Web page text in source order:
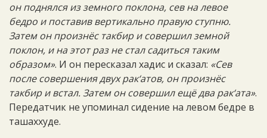
он поднялся из земного поклона, сев на левое
бедро и поставив вертикально правую ступню.
Затем он произнёс такбир и совершил земной
поклон, и на этот раз не стал садиться таким
образом». И он пересказал хадис и сказал: «Сев
после совершения двух рак‘атов, он произнёс
такбир и встал. Затем он совершил ещё два рак‘ата».
Передатчик не упоминал сидение на левом бедре в
ташаххуде.